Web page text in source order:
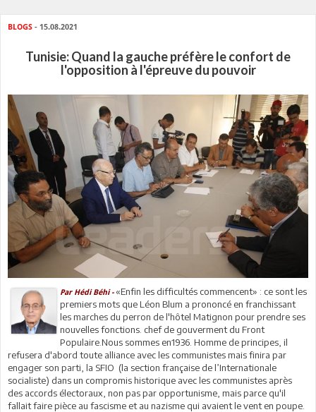
BLOGS - 15.08.2021
Tunisie: Quand la gauche préfère le confort de
l'opposition à l'épreuve du pouvoir
Par Hédi Béhi - «Enfin les difficultés commencent» : ce sont les
premiers mots que Léon Blum a prononcé en franchissant
les marches du perron de l'hôtel Matignon pour prendre ses
nouvelles fonctions. chef de gouverment du Front
Populaire.Nous sommes en1936. Homme de principes, il
refusera d'abord toute alliance avec les communistes mais finira par
engager son parti, la SFIO (la section française de l’Internationale
socialiste) dans un compromis historique avec les communistes après
des accords électoraux, non pas par opportunisme, mais parce qu'il
fallait faire pièce au fascisme et au nazisme qui avaient le vent en poupe.